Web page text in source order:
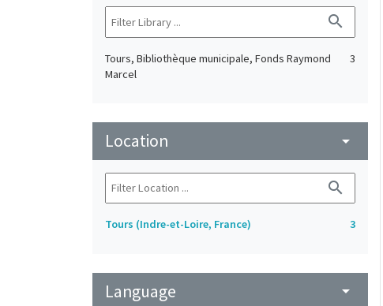
search
Tours, Bibliothèque municipale, Fonds Raymond
Marcel
3
Location arrow_drop_down
search
Tours (Indre-et-Loire, France) 3
Language arrow_drop_down